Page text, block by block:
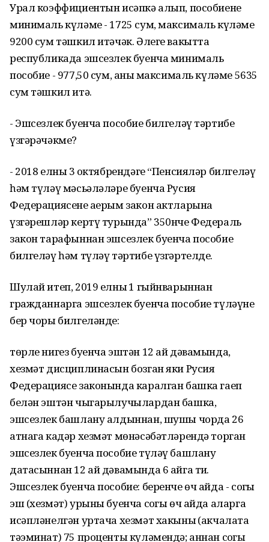
Урал коэффициентын исәпкә алып, пособиенең
минималь күләме - 1725 сум, максималь күләме
9200 сум тәшкил итәчәк. Әлеге вакытта
республикада эшсезлек буенча минималь
пособие - 977,50 сум, аның максималь күләме 5635
сум тәшкил итә.
- Эшсезлек буенча пособие билгеләү тәртибе
үзгәрәчәкме?
- 2018 елның 3 октябрендәге “Пенсияләр билгеләү
һәм түләү мәсьәләләре буенча Русия
Федерациясенең аерым закон актларына
үзгәрешләр кертү турында” 350нче Федераль
закон тарафыннан эшсезлек буенча пособие
билгеләү һәм түләү тәртибе үзгәртелде.
Шулай итеп, 2019 елның 1 гыйнварыннан
гражданнарга эшсезлек буенча пособие түләүнең
бер чоры билгеләнде:
төрле нигез буенча эштән 12 ай дәвамында,
хезмәт дисциплинасын бозган яки Русия
Федерациясе законында каралган башка гаеп
белән эштән чыгарылучылардан башка,
эшсезлек башлану алдыннан, шушы чорда 26
атнага кадәр хезмәт мөнәсәбәтләрендә торган
эшсезлек буенча пособие түләү башлану
датасыннан 12 ай дәвамында 6 айга тиң.
Эшсезлек буенча пособие: беренче өч айда - соңгы
эш (хезмәт) урыны буенча соңгы өч айда аларга
исәпләнелгән уртача хезмәт хакының (акчалата
тәэминат) 75 проценты күләмендә; аннан соңгы